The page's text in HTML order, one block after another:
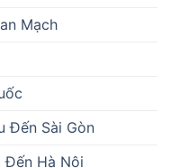
Mạch
Đến Sài Gòn
Đến Hà Nội